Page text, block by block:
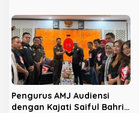
Pengurus AMJ Audiensi
dengan Kajati Saiful Bahri